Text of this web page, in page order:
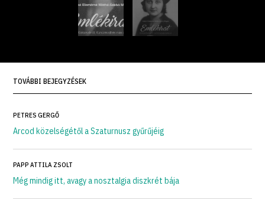
TOVÁBBI BEJEGYZÉSEK
PETRES GERGŐ
Arcod közelségétől a Szaturnusz gyűrűjéig
PAPP ATTILA ZSOLT
Még mindig itt, avagy a nosztalgia diszkrét bája